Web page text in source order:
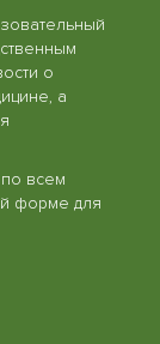
о
а
всем
форме для